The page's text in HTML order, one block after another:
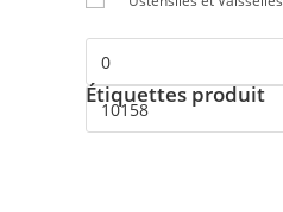
Étiquettes produit